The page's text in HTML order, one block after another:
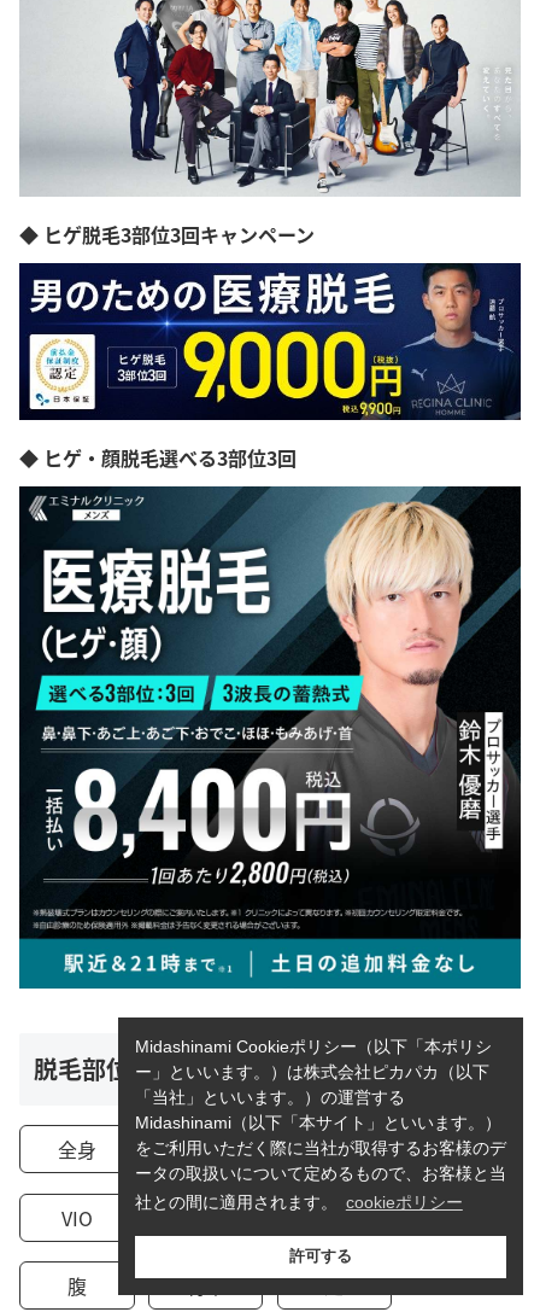
◆ ヒゲ脱毛3部位3回キャンペーン
◆ ヒゲ・顔脱毛選べる3部位3回
脱毛部位
全身 顔 首 ヒゲ
VIO 胸 腕 脇
腹 背中 足
Midashinami Cookieポリシー（以下「本ポリシ
ー」といいます。）は株式会社ピカパカ（以下
「当社」といいます。）の運営する
Midashinami（以下「本サイト」といいます。）
をご利用いただく際に当社が取得するお客様のデ
ータの取扱いについて定めるもので、お客様と当
社との間に適用されます。
cookieポリシー
許可する